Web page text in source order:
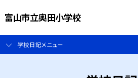
富山市立奥田小学校
学校日記メニュー